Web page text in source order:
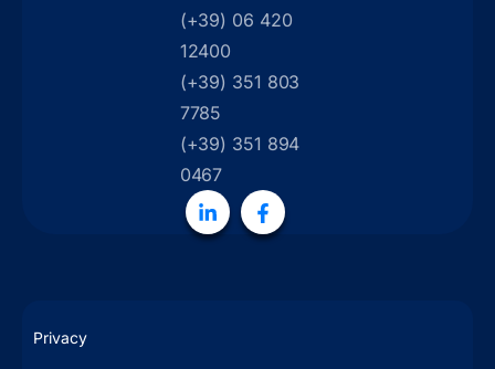
(+39) 06 420
12400
(+39) 351 803
7785
(+39) 351 894
0467
Privacy